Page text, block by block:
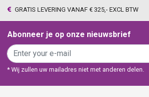
GRATIS LEVERING VANAF € 325,- EXCL BTW
Abonneer je op onze nieuwsbrief
* Wij zullen uw mailadres niet met anderen delen.